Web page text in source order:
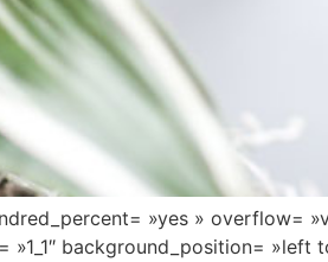
»yes » overflow=
»1_1″ background_position=